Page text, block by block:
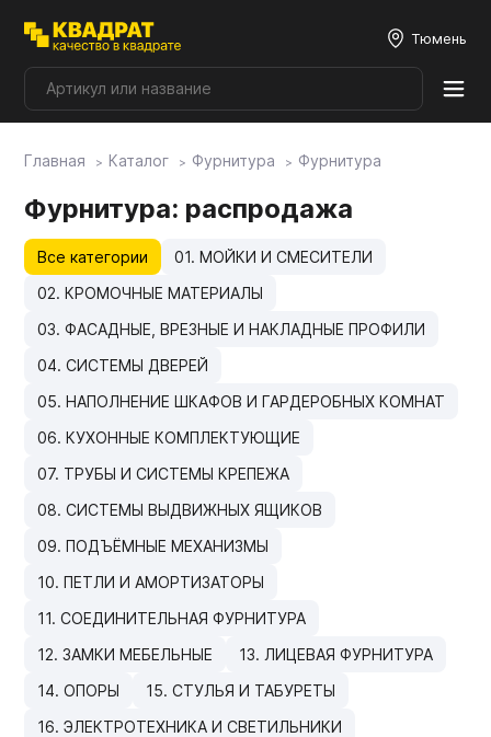
Тюмень
Плитные материалы
Фурнитура
Фасады
Мебельные образцы, каталоги
Главная Каталог Фурнитура Фурнитура
Фурнитура: распродажа
Все категории
01. МОЙКИ И СМЕСИТЕЛИ
02. КРОМОЧНЫЕ МАТЕРИАЛЫ
03. ФАСАДНЫЕ, ВРЕЗНЫЕ И НАКЛАДНЫЕ ПРОФИЛИ
04. СИСТЕМЫ ДВЕРЕЙ
05. НАПОЛНЕНИЕ ШКАФОВ И ГАРДЕРОБНЫХ КОМНАТ
06. КУХОННЫЕ КОМПЛЕКТУЮЩИЕ
07. ТРУБЫ И СИСТЕМЫ КРЕПЕЖА
08. СИСТЕМЫ ВЫДВИЖНЫХ ЯЩИКОВ
09. ПОДЪЁМНЫЕ МЕХАНИЗМЫ
10. ПЕТЛИ И АМОРТИЗАТОРЫ
11. СОЕДИНИТЕЛЬНАЯ ФУРНИТУРА
12. ЗАМКИ МЕБЕЛЬНЫЕ
13. ЛИЦЕВАЯ ФУРНИТУРА
14. ОПОРЫ
15. СТУЛЬЯ И ТАБУРЕТЫ
16. ЭЛЕКТРОТЕХНИКА И СВЕТИЛЬНИКИ